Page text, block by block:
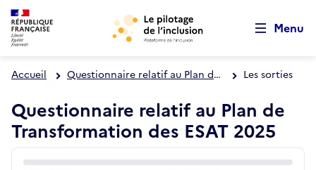
Aller au menu principal
Aller au contenu principal
Menu
Accueil Questionnaire relatif au Plan de Transformation des ESAT 2025 Les sorties
Questionnaire relatif au Plan de
Transformation des ESAT 2025
Retour au début de la page
Panneau de gestion des cookies